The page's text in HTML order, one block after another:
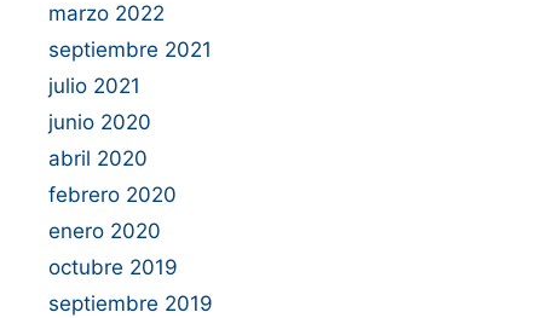
marzo 2022
septiembre 2021
julio 2021
junio 2020
abril 2020
febrero 2020
enero 2020
octubre 2019
septiembre 2019